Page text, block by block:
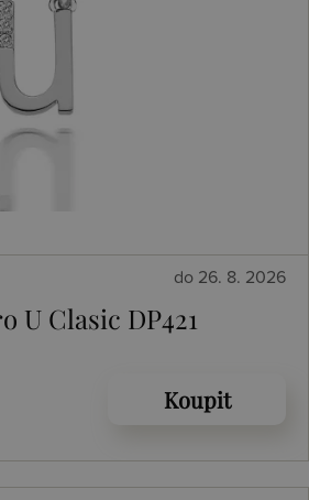
do 26. 8. 2026
U Clasic DP421
Koupit